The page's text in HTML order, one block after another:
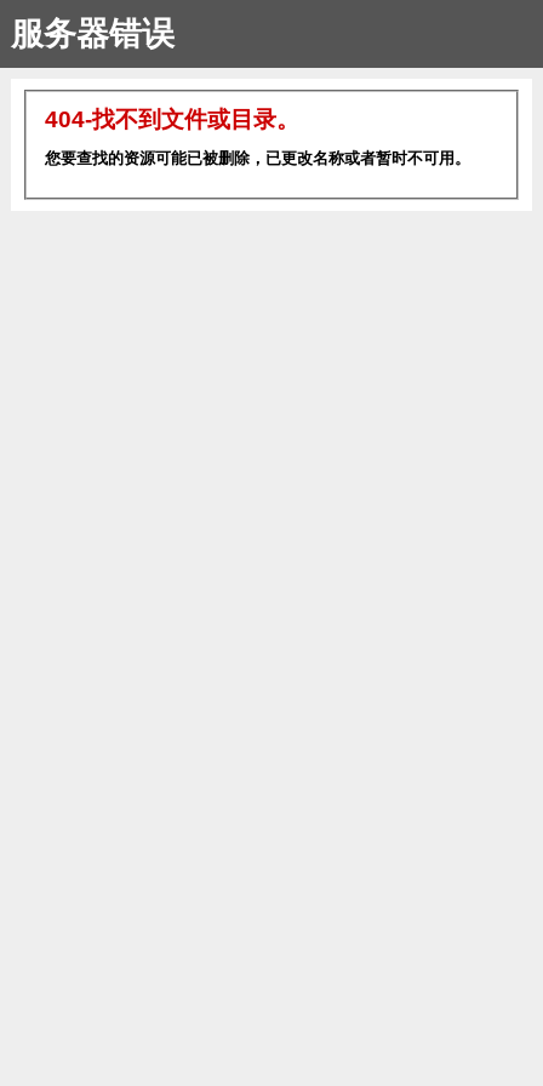
服务器错误
404-找不到文件或目录。
您要查找的资源可能已被删除，已更改名称或者暂时不可用。